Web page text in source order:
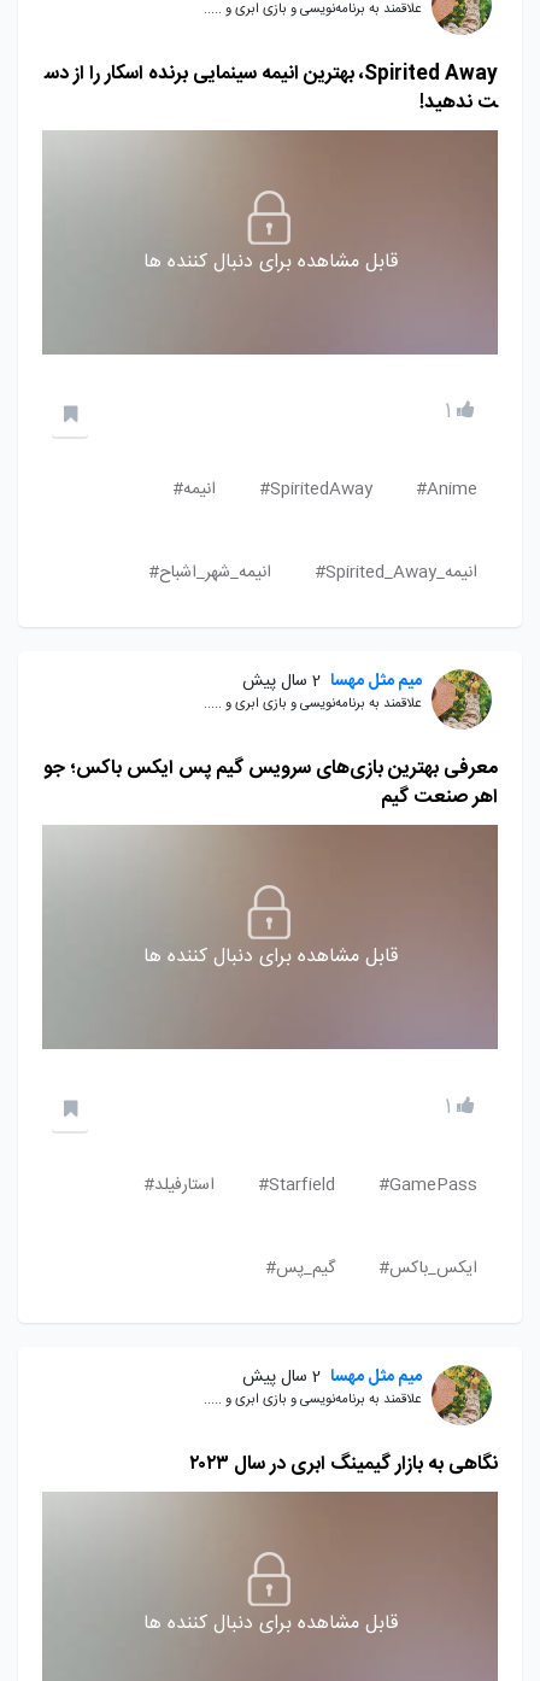
علاقمند به برنامه‌نویسی و بازی ابری و .....
Spirited Away، بهترین انیمه سینمایی برنده اسکار را از دس
ت ندهید!
قابل مشاهده برای دنبال کننده ها
1
Anime#
SpiritedAway# انیمه#
انیمه_Spirited_Away# انیمه_شهر_اشباح#
میم مثل مهسا 2 سال پیش
علاقمند به برنامه‌نویسی و بازی ابری و .....
معرفی بهترین بازی‌های سرویس گیم پس ایکس باکس؛ جو
اهر صنعت گیم
قابل مشاهده برای دنبال کننده ها
1
GamePass#
Starfield# استارفیلد#
ایکس_باکس# گیم_پس#
میم مثل مهسا 2 سال پیش
علاقمند به برنامه‌نویسی و بازی ابری و .....
نگاهی به بازار گیمینگ ابری در سال ۲۰۲۳
قابل مشاهده برای دنبال کننده ها